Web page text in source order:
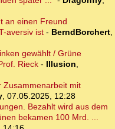
an einen Freund
aversiv ist - BerndBorchert,
gewählt / Grüne
Rieck - Illusion,
Zusammenarbeit mit
, 07.05.2025, 12:28
Bezahlt wird aus dem
bekamen 100 Mrd. ...